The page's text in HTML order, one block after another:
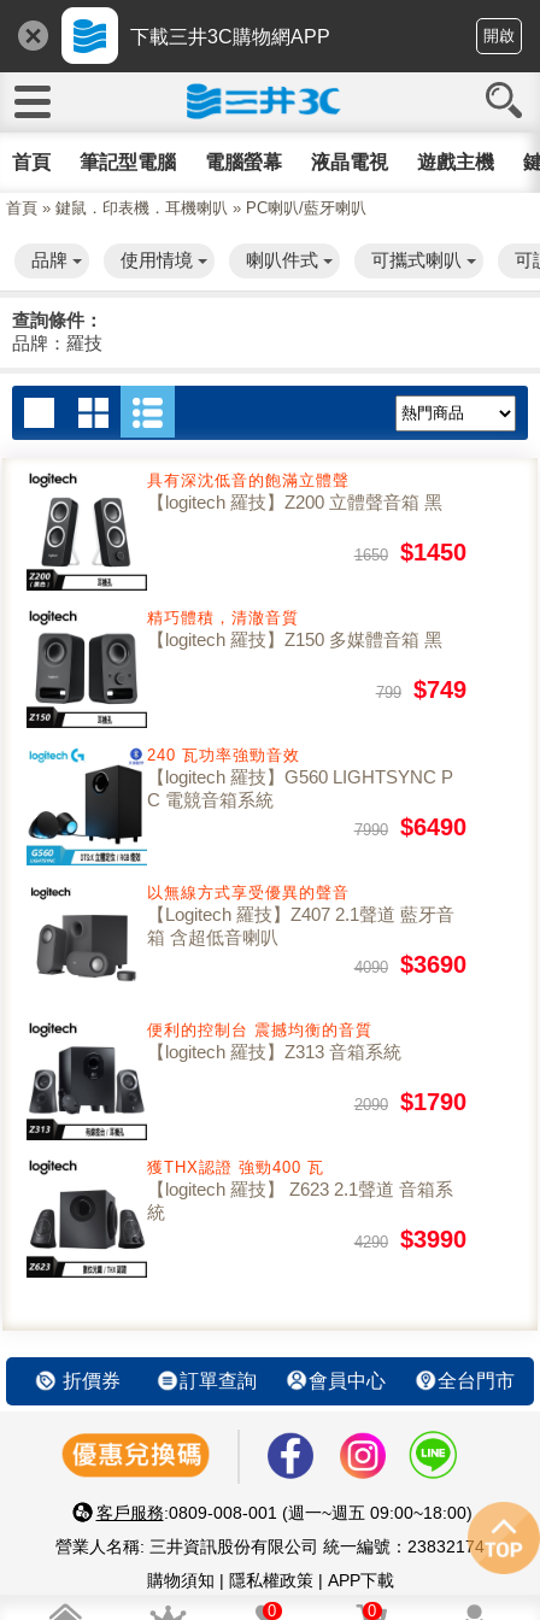
下載三井3C購物網APP 開啟
首頁 筆記型電腦 電腦螢幕 液晶電視 遊戲主機
首頁 » 鍵鼠．印表機．耳機喇叭 » PC喇叭/藍牙喇叭
品牌 使用情境 喇叭件式 可攜式喇叭 可
查詢條件：
品牌：羅技
具有深沈低音的飽滿立體聲
【logitech 羅技】Z200 立體聲音箱 黑
1650 $1450
精巧體積，清澈音質
【logitech 羅技】Z150 多媒體音箱 黑
799 $749
240 瓦功率強勁音效
【logitech 羅技】G560 LIGHTSYNC P
C 電競音箱系統
7990 $6490
以無線方式享受優異的聲音
【Logitech 羅技】Z407 2.1聲道 藍牙音
箱 含超低音喇叭
4090 $3690
便利的控制台 震撼均衡的音質
【logitech 羅技】Z313 音箱系統
2090 $1790
獲THX認證 強勁400 瓦
【logitech 羅技】 Z623 2.1聲道 音箱系
統
4290 $3990
折價券 訂單查詢 會員中心 全台門市
客戶服務:0809-008-001 (週一~週五 09:00~18:00)
營業人名稱: 三井資訊股份有限公司 統一編號：23832174
購物須知 | 隱私權政策| APP下載
智慧 生活 好鄰居 嚴選優質3C家電
0 0